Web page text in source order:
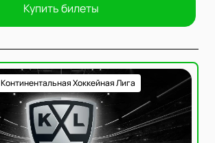
Купить билеты
Континентальная Хоккейная Лига